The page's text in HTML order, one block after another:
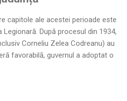
capitole ale acestei perioade este
După procesul din 1934,
Corneliu Zelea Codreanu) au
favorabilă, guvernul a adoptat o